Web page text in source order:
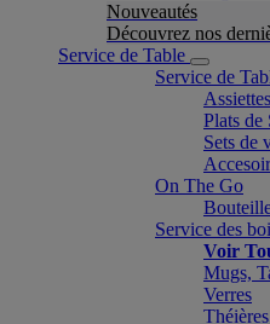
Nouveautés
Découvrez nos
Service de Table
Service de
Plats de
Sets de
On The Go
Service des
Voir
Mugs,
Verres